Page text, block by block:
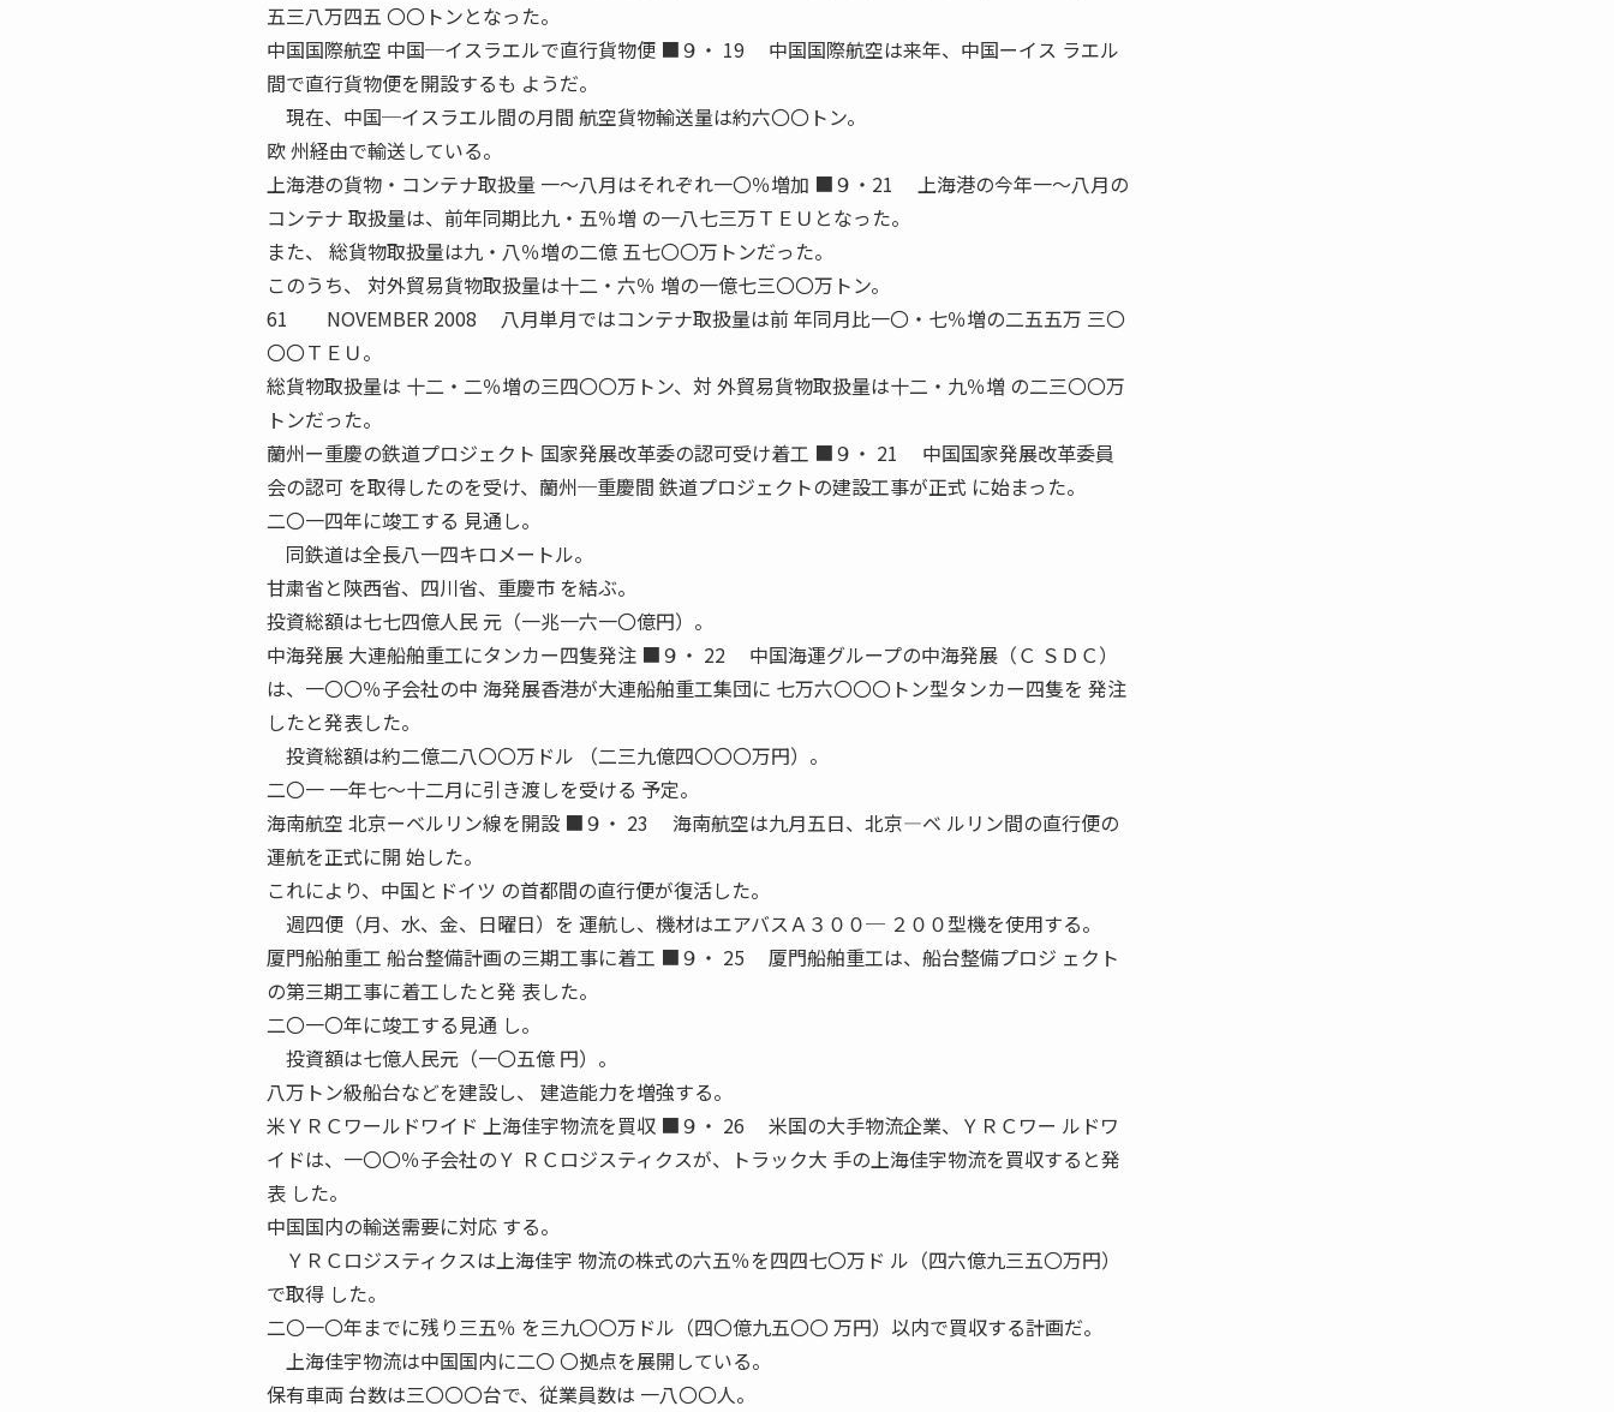
五三八万四五 〇〇トンとなった。
中国国際航空 中国─イスラエルで直行貨物便 ■９・ 19 中国国際航空は来年、中国ーイス ラエル
間で直行貨物便を開設するも ようだ。
現在、中国─イスラエル間の月間 航空貨物輸送量は約六〇〇トン。
欧 州経由で輸送している。
上海港の貨物・コンテナ取扱量 一〜八月はそれぞれ一〇％増加 ■９・21 上海港の今年一〜八月の
コンテナ 取扱量は、前年同期比九・五％増 の一八七三万ＴＥＵとなった。
また、 総貨物取扱量は九・八％増の二億 五七〇〇万トンだった。
このうち、 対外貿易貨物取扱量は十二・六％ 増の一億七三〇〇万トン。
61 NOVEMBER 2008 八月単月ではコンテナ取扱量は前 年同月比一〇・七％増の二五五万 三〇
〇〇ＴＥＵ。
総貨物取扱量は 十二・二％増の三四〇〇万トン、対 外貿易貨物取扱量は十二・九％増 の二三〇〇万
トンだった。
蘭州ー重慶の鉄道プロジェクト 国家発展改革委の認可受け着工 ■９・ 21 中国国家発展改革委員
会の認可 を取得したのを受け、蘭州─重慶間 鉄道プロジェクトの建設工事が正式 に始まった。
二〇一四年に竣工する 見通し。
同鉄道は全長八一四キロメートル。
甘粛省と陝西省、四川省、重慶市 を結ぶ。
投資総額は七七四億人民 元（一兆一六一〇億円）。
中海発展 大連船舶重工にタンカー四隻発注 ■９・ 22 中国海運グループの中海発展（Ｃ ＳＤＣ）
は、一〇〇％子会社の中 海発展香港が大連船舶重工集団に 七万六〇〇〇トン型タンカー四隻を 発注
したと発表した。
投資総額は約二億二八〇〇万ドル （二三九億四〇〇〇万円）。
二〇一 一年七〜十二月に引き渡しを受ける 予定。
海南航空 北京ーベルリン線を開設 ■９・ 23 海南航空は九月五日、北京―ベ ルリン間の直行便の
運航を正式に開 始した。
これにより、中国とドイツ の首都間の直行便が復活した。
週四便（月、水、金、日曜日）を 運航し、機材はエアバスＡ３００─ ２００型機を使用する。
厦門船舶重工 船台整備計画の三期工事に着工 ■９・ 25 厦門船舶重工は、船台整備プロジ ェクト
の第三期工事に着工したと発 表した。
二〇一〇年に竣工する見通 し。
投資額は七億人民元（一〇五億 円）。
八万トン級船台などを建設し、 建造能力を増強する。
米ＹＲＣワールドワイド 上海佳宇物流を買収 ■９・ 26 米国の大手物流企業、ＹＲＣワー ルドワ
イドは、一〇〇％子会社のＹ ＲＣロジスティクスが、トラック大 手の上海佳宇物流を買収すると発
表 した。
中国国内の輸送需要に対応 する。
ＹＲＣロジスティクスは上海佳宇 物流の株式の六五％を四四七〇万ド ル（四六億九三五〇万円）
で取得 した。
二〇一〇年までに残り三五％ を三九〇〇万ドル（四〇億九五〇〇 万円）以内で買収する計画だ。
上海佳宇物流は中国国内に二〇 〇拠点を展開している。
保有車両 台数は三〇〇〇台で、従業員数は 一八〇〇人。